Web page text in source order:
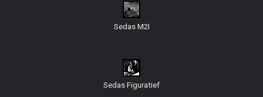
Sedas M2I
Sedas Figuratief